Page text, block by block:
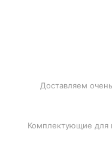
Доставляем
Комплектующие для